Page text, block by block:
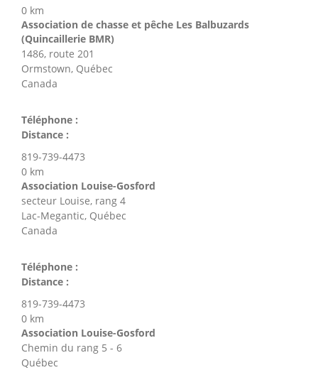
0 km
Association de chasse et pêche Les Balbuzards
(Quincaillerie BMR)
1486, route 201
Ormstown, Québec
Canada
Téléphone :
Distance :
819-739-4473
0 km
Association Louise-Gosford
secteur Louise, rang 4
Lac-Megantic, Québec
Canada
Téléphone :
Distance :
819-739-4473
0 km
Association Louise-Gosford
Chemin du rang 5 - 6
Québec